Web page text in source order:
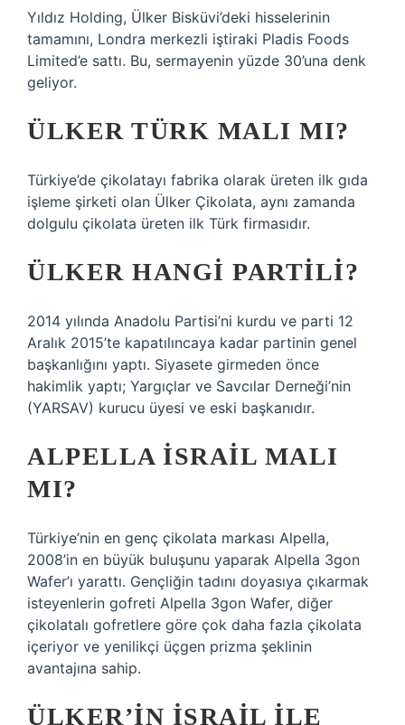
Yıldız Holding, Ülker Bisküvi’deki hisselerinin
tamamını, Londra merkezli iştiraki Pladis Foods
Limited’e sattı. Bu, sermayenin yüzde 30’una denk
geliyor.
ÜLKER TÜRK MALI MI?
Türkiye’de çikolatayı fabrika olarak üreten ilk gıda
işleme şirketi olan Ülker Çikolata, aynı zamanda
dolgulu çikolata üreten ilk Türk firmasıdır.
ÜLKER HANGI PARTILI?
2014 yılında Anadolu Partisi’ni kurdu ve parti 12
Aralık 2015’te kapatılıncaya kadar partinin genel
başkanlığını yaptı. Siyasete girmeden önce
hakimlik yaptı; Yargıçlar ve Savcılar Derneği’nin
(YARSAV) kurucu üyesi ve eski başkanıdır.
ALPELLA İSRAIL MALI
MI?
Türkiye’nin en genç çikolata markası Alpella,
2008’in en büyük buluşunu yaparak Alpella 3gon
Wafer’ı yarattı. Gençliğin tadını doyasıya çıkarmak
isteyenlerin gofreti Alpella 3gon Wafer, diğer
çikolatalı gofretlere göre çok daha fazla çikolata
içeriyor ve yenilikçi üçgen prizma şeklinin
avantajına sahip.
ÜLKER’IN İSRAIL ILE